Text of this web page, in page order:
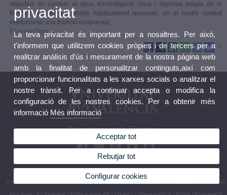
objectius és conrear el tipus d'investigació clara i rigorosa pròpia de la
filosofia analítica en àmbits habitualment reservats, en el nostre context
institucional, a la tradició continental.
Fitxa del Grup
Departament de Filosofia
© 2026 UV. - Avda. Blasco Ibáñez 30, 46010 València. Espanya. Telèfon: (+34) 96 386 44 34
Avís legal Accessibilitat Política privacitat Cookies Transparència Bústia Departament
privacitat
La teva privacitat és important per a nosaltres. Per això,
t'informem que utilitzem cookies pròpies i de tercers per a
realitzar anàlisis d'ús i mesurament de la nostra pàgina web
amb la finalitat de personalitzar continguts,així com
proporcionar funcionalitats a les xarxes socials o analitzar el
nostre trànsit. Per a continuar accepta o modifica la
configuració de les nostres cookies. Per a obtenir més
informació Més informació
Acceptar tot
Rebutjar tot
Configurar cookies